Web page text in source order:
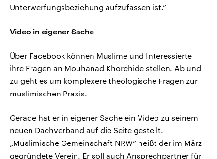
Unterwerfungsbeziehung aufzufassen ist.“
Video in eigener Sache
Über Facebook können Muslime und Interessierte
ihre Fragen an Mouhanad Khorchide stellen. Ab und
zu geht es um komplexere theologische Fragen zur
muslimischen Praxis.
Gerade hat er in eigener Sache ein Video zu seinem
neuen Dachverband auf die Seite gestellt.
„Muslimische Gemeinschaft NRW“ heißt der im März
gegründete Verein. Er soll auch Ansprechpartner für